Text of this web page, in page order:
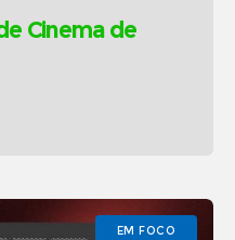
Cinema de
EM FOCO